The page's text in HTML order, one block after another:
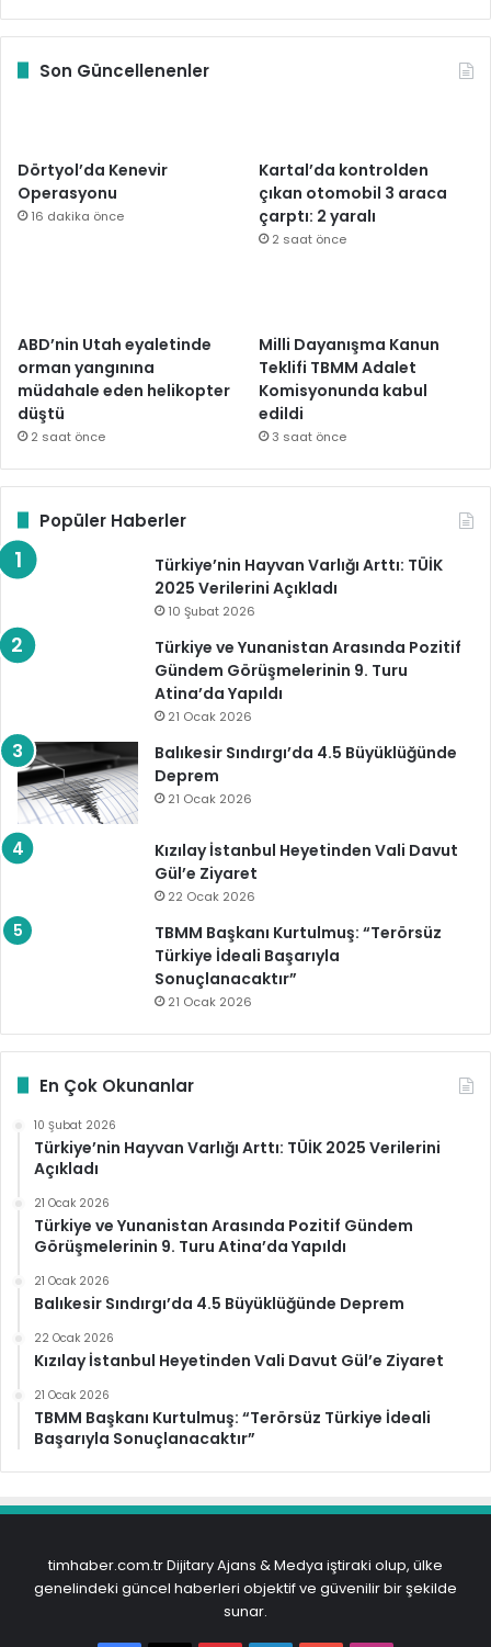
Son Güncellenenler
Dörtyol’da Kenevir
Operasyonu
16 dakika önce
Kartal’da kontrolden
çıkan otomobil 3 araca
çarptı: 2 yaralı
2 saat önce
ABD’nin Utah eyaletinde
orman yangınına
müdahale eden helikopter
düştü
2 saat önce
Milli Dayanışma Kanun
Teklifi TBMM Adalet
Komisyonunda kabul
edildi
3 saat önce
Popüler Haberler
Türkiye’nin Hayvan Varlığı Arttı: TÜİK
2025 Verilerini Açıkladı
10 Şubat 2026
Türkiye ve Yunanistan Arasında Pozitif
Gündem Görüşmelerinin 9. Turu
Atina’da Yapıldı
21 Ocak 2026
Balıkesir Sındırgı’da 4.5 Büyüklüğünde
Deprem
21 Ocak 2026
Kızılay İstanbul Heyetinden Vali Davut
Gül’e Ziyaret
22 Ocak 2026
TBMM Başkanı Kurtulmuş: “Terörsüz
Türkiye İdeali Başarıyla
Sonuçlanacaktır”
21 Ocak 2026
En Çok Okunanlar
10 Şubat 2026
Türkiye’nin Hayvan Varlığı Arttı: TÜİK 2025 Verilerini
Açıkladı
21 Ocak 2026
Türkiye ve Yunanistan Arasında Pozitif Gündem
Görüşmelerinin 9. Turu Atina’da Yapıldı
21 Ocak 2026
Balıkesir Sındırgı’da 4.5 Büyüklüğünde Deprem
22 Ocak 2026
Kızılay İstanbul Heyetinden Vali Davut Gül’e Ziyaret
21 Ocak 2026
TBMM Başkanı Kurtulmuş: “Terörsüz Türkiye İdeali
Başarıyla Sonuçlanacaktır”
timhaber.com.tr Dijitary Ajans & Medya iştiraki olup, ülke
genelindeki güncel haberleri objektif ve güvenilir bir şekilde
sunar.